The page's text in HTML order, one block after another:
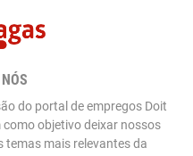
do portal de empregos Doit
objetivo deixar nossos
mais relevantes da